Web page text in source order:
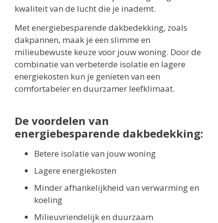
kwaliteit van de lucht die je inademt.
Met energiebesparende dakbedekking, zoals
dakpannen, maak je een slimme en
milieubewuste keuze voor jouw woning. Door de
combinatie van verbeterde isolatie en lagere
energiekosten kun je genieten van een
comfortabeler en duurzamer leefklimaat.
De voordelen van
energiebesparende dakbedekking:
Betere isolatie van jouw woning
Lagere energiekosten
Minder afhankelijkheid van verwarming en
koeling
Milieuvriendelijk en duurzaam